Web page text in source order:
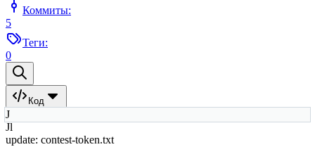
Коммиты:
5
Теги:
0
Код
J
Jl
update: contest-token.txt